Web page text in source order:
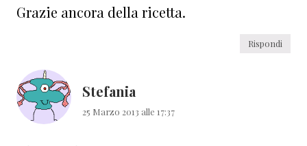
Grazie ancora della ricetta.
Rispondi
Stefania
25 Marzo 2013 alle 17:37